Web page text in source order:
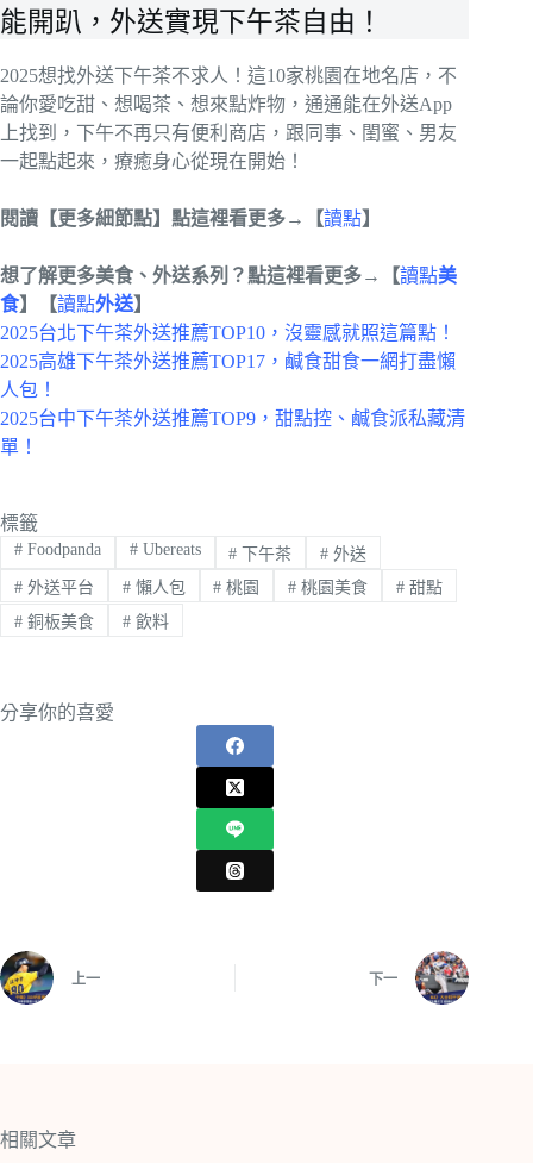
能開趴，外送實現下午茶自由！
2025想找外送下午茶不求人！這10家桃園在地名店，不
論你愛吃甜、想喝茶、想來點炸物，通通能在外送App
上找到，下午不再只有便利商店，跟同事、閨蜜、男友
一起點起來，療癒身心從現在開始！
閱讀【更多細節點】點這裡看更多→【讀點】
想了解更多美食、外送系列？點這裡看更多→【讀點美
食】【讀點外送】
2025台北下午茶外送推薦TOP10，沒靈感就照這篇點！
2025高雄下午茶外送推薦TOP17，鹹食甜食一網打盡懶
人包！
2025台中下午茶外送推薦TOP9，甜點控、鹹食派私藏清
單！
標籤
#Foodpanda #Ubereats # 下午茶 # 外送
#外送平台 #懶人包 # 桃園 # 桃園美食 # 甜點
#銅板美食 #飲料
分享你的喜愛
上一 下一
相關文章